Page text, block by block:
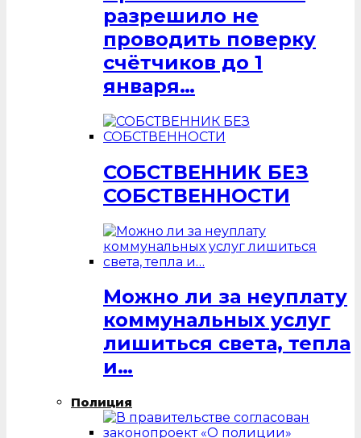
разрешило не
проводить поверку
счётчиков до 1
января…
СОБСТВЕННИК БЕЗ
СОБСТВЕННОСТИ
Можно ли за неуплату
коммунальных услуг
лишиться света, тепла
и…
Полиция